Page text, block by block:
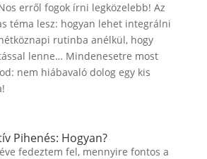
erről fogok írni legközelebb! Az
téma lesz: hogyan lehet integrálni
rutinba anélkül, hogy
lenne… Mindenesetre most
nem hiábavaló dolog egy kis
Pihenés: Hogyan?
fedeztem fel, mennyire fontos a